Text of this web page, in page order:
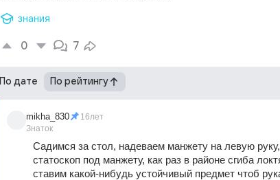
знания
0 7
По дате По рейтингу
mikha_830
Знаток
16лет
Садимся за стол, надеваем манжету на левую
статоскоп под манжету, как раз в районе сгиба
ставим какой-нибудь устойчивый предмет чтоб